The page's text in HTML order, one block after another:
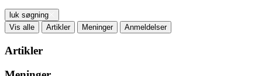
luk søgning
Vis alle
Artikler Meninger Anmeldelser
Artikler